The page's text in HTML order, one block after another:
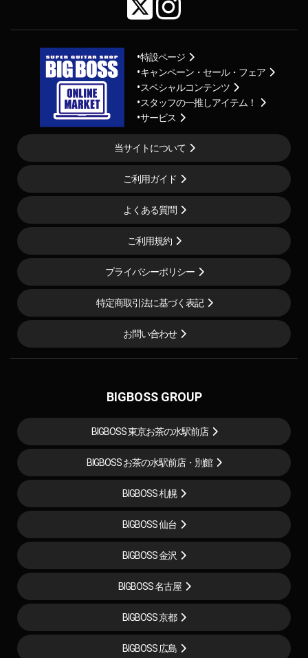
特設ページ
キャンペーン・セール・フェア
スペシャルコンテンツ
スタッフの一推しアイテム！
サービス
当サイトについて
ご利用ガイド
よくある質問
ご利用規約
プライバシーポリシー
特定商取引法に基づく表記
お問い合わせ
BIGBOSS GROUP
BIGBOSS 東京お茶の水駅前店
BIGBOSS お茶の水駅前店・別館
BIGBOSS 札幌
BIGBOSS 仙台
BIGBOSS 金沢
BIGBOSS 名古屋
BIGBOSS 京都
BIGBOSS 広島